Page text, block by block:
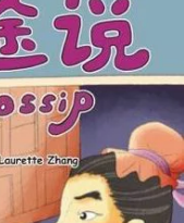
健 民生用品
閒 親子玩具
養 情趣用品